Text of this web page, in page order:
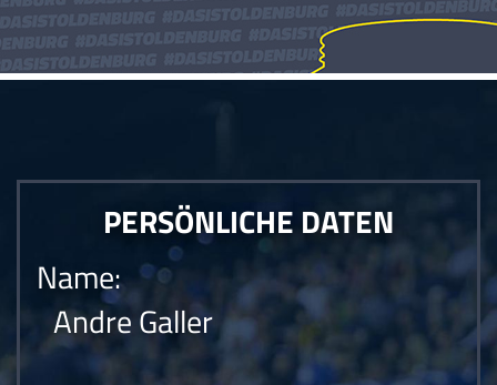
PERSÖNLICHE DATEN
Name:
Andre Galler